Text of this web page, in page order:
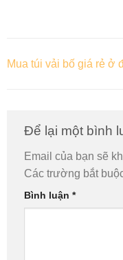
Mua túi vải bố giá rẻ ở
Để lại một bình
Email của bạn sẽ
Các trường bắt
Bình luận *